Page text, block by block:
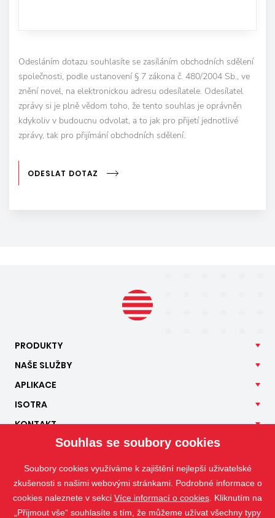
Odesláním dotazu souhlasíte se zasíláním obchodních sdělení
společnosti, podle ustanovení § 7 zákona č. 480/2004 Sb., ve
znění novel, na elektronickou adresu odesílatele. Odesílatel
zprávy si je plně vědom toho, že tento souhlas je oprávněn
kdykoliv v budoucnu odvolat, a to jak pro přijetí jednotlivé
zprávy, tak pro přijímání obchodních sdělení.
ODESLAT DOTAZ
PRODUKTY
NAŠE SLUŽBY
APLIKACE
ISOTRA
KONTAKT
Souhlas se soubory cookies
Soubory cookies využíváme k zajištění nejlepší uživatelské
zkušenosti s našimi webovými stránkami. Podrobné informace o
cookies naleznete v sekci Více informací o cookies . Kliknutím na
„Přijmout vše“ souhlasíte s tím, že můžeme užívat všechny typy